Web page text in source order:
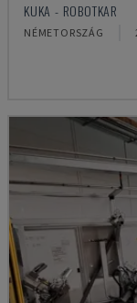
KUKA - ROBOTKAR
NÉMETORSZÁG